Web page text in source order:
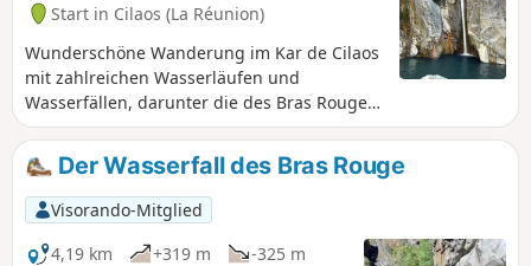
Start in Cilaos (La Réunion)
Wunderschöne Wanderung im Kar de Cilaos
mit zahlreichen Wasserläufen und
Wasserfällen, darunter die des Bras Rouge,
Fouquet und Alfred. Eine Wanderung, die
teilweise wie ein Balkon am Fuße der drei
Salazes und des Piton des Neiges verläuft.
Nehmen Sie sich Zeit, um sich in den Becken
von Alfred und seinem kleinen Wasserfall zu
erfrischen.
Der Wasserfall des Bras Rouge
Visorando-Mitglied
4,19 km
+319 m
-325 m